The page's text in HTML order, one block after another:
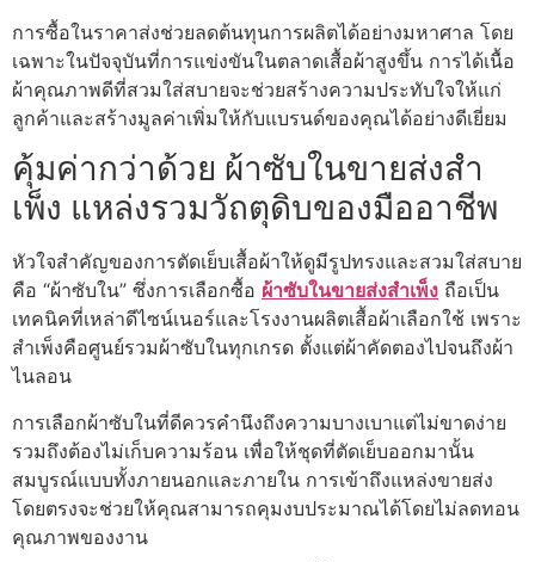
การซื้อในราคาส่งช่วยลดต้นทุนการผลิตได้อย่างมหาศาล โดย
เฉพาะในปัจจุบันที่การแข่งขันในตลาดเสื้อผ้าสูงขึ้น การได้เนื้อ
ผ้าคุณภาพดีที่สวมใส่สบายจะช่วยสร้างความประทับใจให้แก่
ลูกค้าและสร้างมูลค่าเพิ่มให้กับแบรนด์ของคุณได้อย่างดีเยี่ยม
คุ้มค่ากว่าด้วย ผ้าซับในขายส่งสำ
เพ็ง แหล่งรวมวัถตุดิบของมืออาชีพ
หัวใจสำคัญของการตัดเย็บเสื้อผ้าให้ดูมีรูปทรงและสวมใส่สบาย
คือ “ผ้าซับใน” ซึ่งการเลือกซื้อ ผ้าซับในขายส่งสำเพ็ง ถือเป็น
เทคนิคที่เหล่าดีไซน์เนอร์และโรงงานผลิตเสื้อผ้าเลือกใช้ เพราะ
สำเพ็งคือศูนย์รวมผ้าซับในทุกเกรด ตั้งแต่ผ้าคัดตองไปจนถึงผ้า
ไนลอน
การเลือกผ้าซับในที่ดีควรคำนึงถึงความบางเบาแต่ไม่ขาดง่าย
รวมถึงต้องไม่เก็บความร้อน เพื่อให้ชุดที่ตัดเย็บออกมานั้น
สมบูรณ์แบบทั้งภายนอกและภายใน การเข้าถึงแหล่งขายส่ง
โดยตรงจะช่วยให้คุณสามารถคุมงบประมาณได้โดยไม่ลดทอน
คุณภาพของงาน